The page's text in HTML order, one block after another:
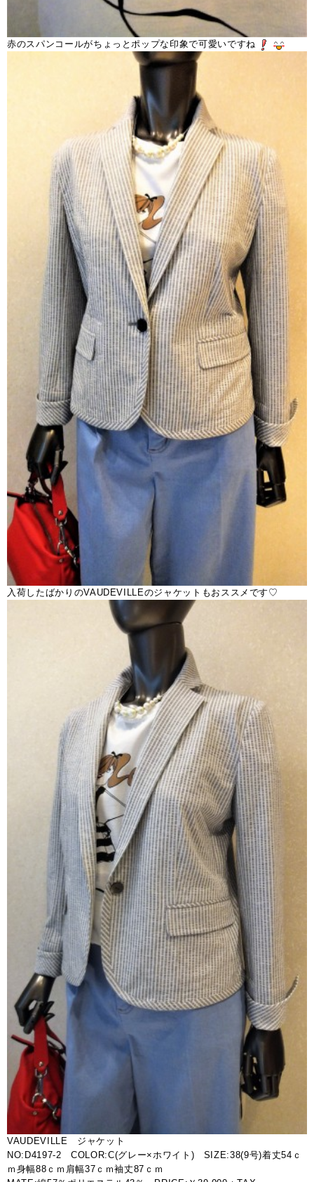
赤のスパンコールがちょっとポップな印象で可愛いですね
入荷したばかりのVAUDEVILLEのジャケットもおススメです♡
VAUDEVILLE ジャケット
NO:D4197-2 COLOR:C(グレー×ホワイト) SIZE:38(9号)着丈54ｃ
ｍ身幅88ｃｍ肩幅37ｃｍ袖丈87ｃｍ